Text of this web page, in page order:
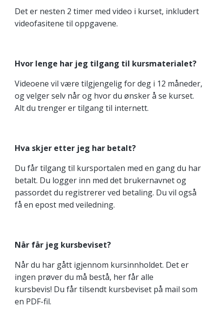
Det er nesten 2 timer med video i kurset, inkludert
videofasitene til oppgavene.
Hvor lenge har jeg tilgang til kursmaterialet?
Videoene vil være tilgjengelig for deg i 12 måneder,
og velger selv når og hvor du ønsker å se kurset.
Alt du trenger er tilgang til internett.
Hva skjer etter jeg har betalt?
Du får tilgang til kursportalen med en gang du har
betalt. Du logger inn med det brukernavnet og
passordet du registrerer ved betaling. Du vil også
få en epost med veiledning.
Når får jeg kursbeviset?
Når du har gått igjennom kursinnholdet. Det er
ingen prøver du må bestå, her får alle
kursbevis! Du får tilsendt kursbeviset på mail som
en PDF-fil.